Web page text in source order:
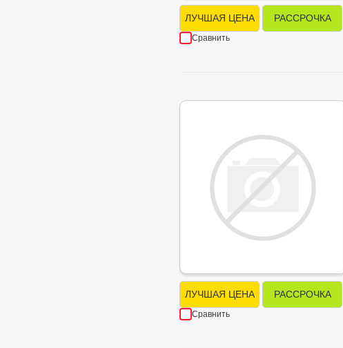
ЛУЧШАЯ ЦЕНА РАССРОЧКА
Сравнить
ЛУЧШАЯ ЦЕНА РАССРОЧКА
Сравнить